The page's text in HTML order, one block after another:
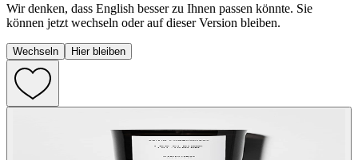
Wir denken, dass English besser zu Ihnen passen könnte. Sie
können jetzt wechseln oder auf dieser Version bleiben.
Wechseln Hier bleiben